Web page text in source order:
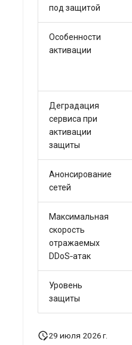
под защитой
Особенности
активации
Деградация
сервиса при
активации
защиты
Анонсирование
сетей
Максимальная
скорость
отражаемых
DDoS‑атак
Уровень
защиты
29 июля 2026 г.